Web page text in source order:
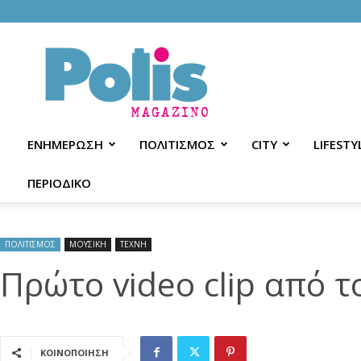
Polis
Magazino
ΕΝΗΜΕΡΩΣΗ ΠΟΛΙΤΙΣΜΟΣ CITY
ΠΕΡΙΟΔΙΚΟ
ΠΟΛΙΤΙΣΜΟΣ ΜΟΥΣΙΚΗ ΤΕΧΝΗ
Πρώτο video clip από
ΚΟΙΝΟΠΟΙΗΣΗ